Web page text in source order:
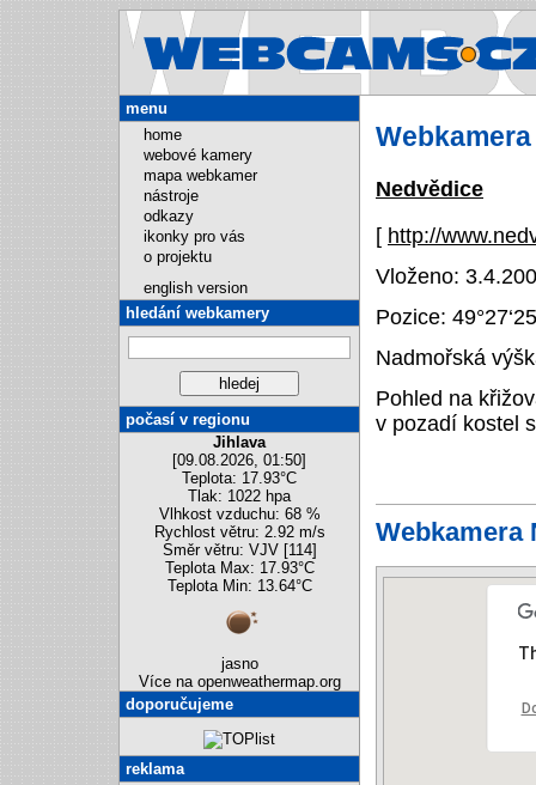
Nedvědice
[ http://
Vloženo:
Pozice:
Nadmořská
Pohled na
v pozadí kostel
Webkamera
menu
home
webové kamery
mapa webkamer
nástroje
odkazy
ikonky pro vás
o projektu
english version
hledání webkamery
počasí v regionu
Jihlava
[09.08.2026, 01:50]
Teplota: 17.93°C
Tlak: 1022 hpa
Vlhkost vzduchu: 68 %
Rychlost větru: 2.92 m/s
Směr větru: VJV [114]
Teplota Max: 17.93°C
Teplota Min: 13.64°C
jasno
Více na openweathermap.org
doporučujeme
reklama